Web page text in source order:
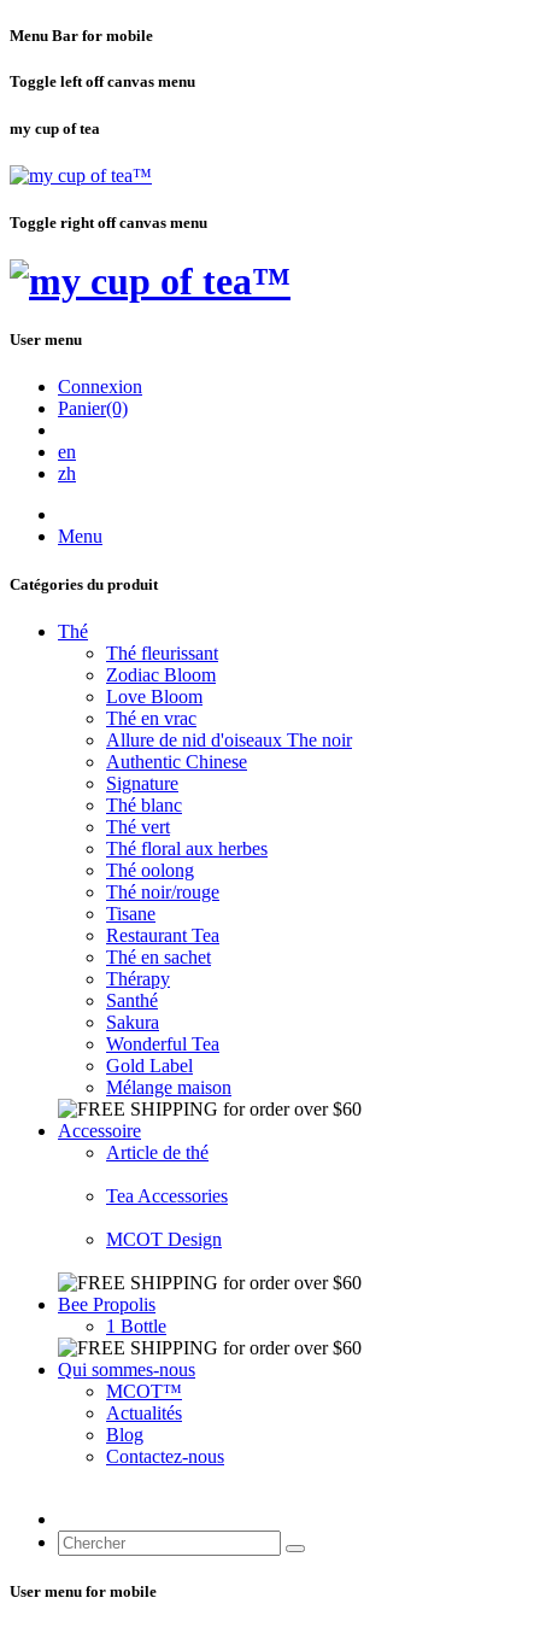
Menu Bar for mobile
Toggle left off canvas menu
my cup of tea
Toggle right off canvas menu
User menu
Connexion
Panier(0)
en
zh
Menu
Catégories du produit
Thé
Thé fleurissant
Zodiac Bloom
Love Bloom
Thé en vrac
Allure de nid d'oiseaux The noir
Authentic Chinese
Signature
Thé blanc
Thé vert
Thé floral aux herbes
Thé oolong
Thé noir/rouge
Tisane
Restaurant Tea
Thé en sachet
Thérapy
Santhé
Sakura
Wonderful Tea
Gold Label
Mélange maison
Accessoire
Article de thé
Tea Accessories
MCOT Design
Bee Propolis
1 Bottle
Qui sommes-nous
MCOT™
Actualités
Blog
Contactez-nous
User menu for mobile